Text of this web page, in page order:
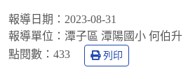
報導日期： 2023-08-31
報導單位： 潭子區 潭陽國小 何伯升
點閱數： 433 列印